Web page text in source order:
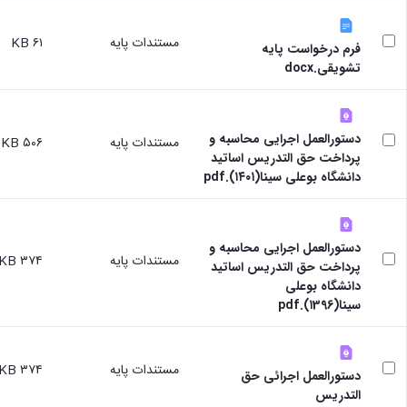
آموزشی
مدیر
تحصیلات
تکمیلی
خدمات
آموزشی
مدیر
مرکز
آموزش‌های
آزاد،
کاربردی
و
الکترونیکی
مدیر
دفتر
هدایت
استعدادهای
درخشان
کارکنان
حمایت
های
تحصیلی
تحصیل
D8
مقاطع
تحصیلی
کارشناسی
تحصیلات
تکمیلی
دانشکده
ها
دانشکده
فنی
و
مهندسی
دانشکده
کشاورزی
دانشکده
شیمی
آموزشی
مرکز
آموزش
های
آزاد
و
الکترونیکی
گروه
هدایت
استعدادهای
درخشان
کارگروه
کمیته
ترفیع
مراکز
آموزش
زبان
فارسی
فرم درخواست پایه
تشویقی.docx
مستندات پایه ۶۱ KB
دستورالعمل اجرایی محاسبه و
پرداخت حق التدریس اساتید
دانشگاه بوعلی سینا(۱۴۰۱).pdf
مستندات پایه ۵۰۶ KB
دستورالعمل اجرایی محاسبه و
پرداخت حق التدریس اساتید
دانشگاه بوعلی
سینا(۱396).pdf
مستندات پایه ۳۷۴ KB
دستورالعمل اجرائی حق
التدریس
مستندات پایه ۳۷۴ KB